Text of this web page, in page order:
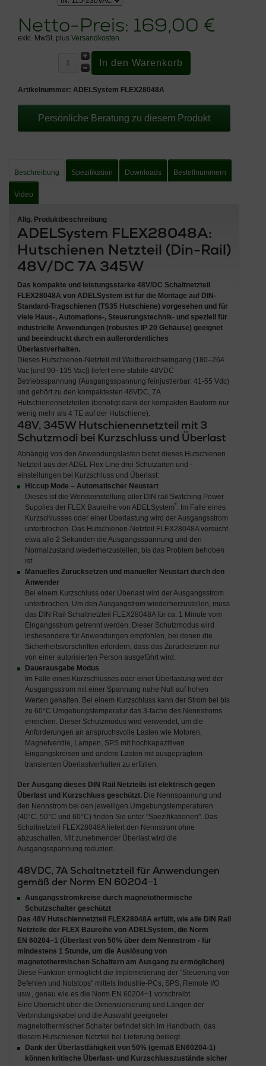
Netto-Preis: 169,00 €
exkl. MwSt. plus Versandkosten
Artikelnummer: ADELSystem FLEX28048A
Persönliche Beratung zu diesem Produkt
Beschreibung Spezifikation Downloads Bestellnummern
Video
Allg. Produktbeschreibung
ADELSystem FLEX28048A:
Hutschienen Netzteil (Din-Rail)
48V/DC 7A 345W
Das kompakte und leistungsstarke 48V/DC Schaltnetzteil
FLEX28048A von ADELSystem ist für die Montage auf DIN-
Standard-Tragschienen (TS35 Hutschiene)vorgesehen und für
viele Haus-, Automations-, Steuerungstechnik- und speziell für
industrielle Anwendungen(robustes IP 20 Gehäuse) geeignet
und beeindruckt durch ein außerordentliches
Überlastverhalten.
Dieses Hutschienen-Netzteil mit Weitbereichseingang (180–264
Vac [und 90–135 Vac]) liefert eine stabile 48VDC
Betriebsspannung (Ausgangsspannung feinjustierbar: 41-55 Vdc)
und gehört zu den kompaktesten 48VDC, 7A
Hutschienennetzteilen (benötigt dank der kompakten Bauform nur
wenig mehr als 4 TE auf der Hutschiene).
48V, 345W Hutschienennetzteil mit 3
Schutzmodi bei Kurzschluss und Überlast
Abhängig von den Anwendungslasten bietet dieses Hutschienen
Netzteil aus der ADEL Flex Line drei Schutzarten und -
einstellungen bei Kurzschluss und Überlast:
Hiccup Mode – Automatischer Neustart
Dieses ist die Werkseinstellung aller DIN rail Switching Power
Supplies der FLEX Baureihe von ADELSystem*
. Im Falle eines
Kurzschlusses oder einer Überlastung wird der Ausgangsstrom
unterbrochen. Das Hutschienen-Netzteil FLEX28048A versucht
etwa alle 2 Sekunden die Ausgangsspannung und den
Normalzustand wiederherzustellen, bis das Problem behoben
ist.
Manuelles Zurücksetzen und manueller Neustart durch den
Anwender
Bei einem Kurzschluss oder Überlast wird der Ausgangsstrom
unterbrochen. Um den Ausgangstrom wiederherzustellen, muss
das DIN Rail Schaltnetzteil FLEX28048A für ca. 1 Minute vom
Eingangsstrom getrennt werden. Dieser Schutzmodus wird
insbesondere für Anwendungen empfohlen, bei denen die
Sicherheitsvorschriften erfordern, dass das Zurücksetzen nur
von einer autorisierten Person ausgeführt wird.
Dauerausgabe Modus
Im Falle eines Kurzschlusses oder einer Überlastung wird der
Ausgangsstrom mit einer Spannung nahe Null auf hohen
Werten gehalten. Bei einem Kurzschluss kann der Strom bei bis
zu 60°C Umgebungstemperatur das 3-fache des Nennstroms
erreichen. Dieser Schutzmodus wird verwendet, um die
Anforderungen an anspruchsvolle Lasten wie Motoren,
Magnetventile, Lampen, SPS mit hochkapazitiven
Eingangskreisen und andere Lasten mit ausgeprägtem
transienten Überlastverhalten zu erfüllen.
Der Ausgang dieses DIN Rail Netzteils ist elektrisch gegen
Überlast und Kurzschluss geschützt.Die Nennspannung und
den Nennstrom bei den jeweiligen Umgebungstemperaturen
(40°C, 50°C und 60°C) finden Sie unter "Spezifikationen". Das
Schaltnetzteil FLEX28048A liefert den Nennstrom ohne
abzuschalten. Mit zunehmender Überlast wird die
Ausgangsspannung reduziert.
48VDC, 7A Schaltnetzteil für Anwendungen
gemäß der Norm EN 60204−1
Ausgangsstromkreise durch magnetothermische
Schutzschalter geschützt
Das 48V Hutschiennetzteil FLEX28048A erfüllt, wie alle DIN Rail
Netzteile der FLEX Baureihe von ADELSystem, die Norm
EN 60204−1 (Überlast von 50% über dem Nennstrom - für
mindestens 1 Stunde, um die Auslösung von
magnetothermischen Schaltern am Ausgang zu ermöglichen)
Diese Funktion ermöglicht die Implemetierung der "Steuerung von
Befehlen und Notstops" mittels Industrie-PCs, SPS, Remote I/O
usw., genau wie es die Norm EN 60204−1 vorschreibt.
Eine Übersicht über die Dimensionierung und Längen der
Verbindungskabel und die Auswahl geeigneter
magnetothermischer Schalter befindet sich im Handbuch, das
diesem Hutschienen Netzteil bei Lieferung beiliegt.
Dank der Überlastfähigkeit von 50% (gemäß EN60204-1)
können kritische Überlast- und Kurzschlusszustände sicher